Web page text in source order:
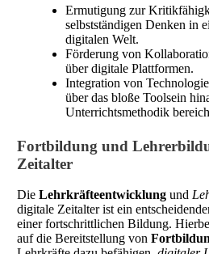
Ermutigung zur
selbstständigen Denken in
digitalen Welt.
Förderung von
über digitale Plattformen.
Integration von
über das bloße Toolsein
Unterrichtsmethodik
Fortbildung und
Zeitalter
Die Lehrkräfteentwicklung und
digitale Zeitalter ist ein
einer fortschrittlichen Bildung.
auf die Bereitstellung von